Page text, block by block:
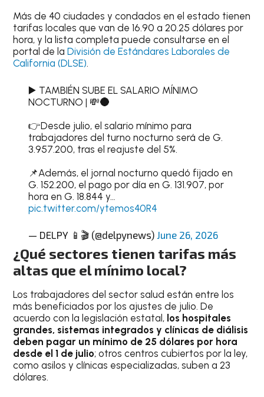
Más de 40 ciudades y condados en el estado tienen
tarifas locales que van de 16.90 a 20.25 dólares por
hora, y la lista completa puede consultarse en el
portal de laDivisión de Estándares Laborales de
California (DLSE).
▶️ TAMBIÉN SUBE EL SALARIO MÍNIMO
NOCTURNO | 💸🌑
👉Desde julio, el salario mínimo para
trabajadores del turno nocturno será de G.
3.957.200, tras el reajuste del 5%.
📌Además, el jornal nocturno quedó fijado en
G. 152.200, el pago por día en G. 131.907, por
hora en G. 18.844 y…
pic.twitter.com/ytemos40R4
— DELPY 📱🎬 (@delpynews) June 26, 2026
¿Qué sectores tienen tarifas más
altas que el mínimo local?
Los trabajadores del sector salud están entre los
más beneficiados por los ajustes de julio. De
acuerdo con la legislación estatal, los hospitales
grandes, sistemas integrados y clínicas de diálisis
deben pagar un mínimo de 25 dólares por hora
desde el 1 de julio; otros centros cubiertos por la ley,
como asilos y clínicas especializadas, suben a 23
dólares.